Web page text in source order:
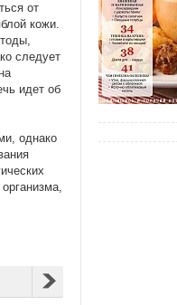
от
кожи.
следует
идет об
однако